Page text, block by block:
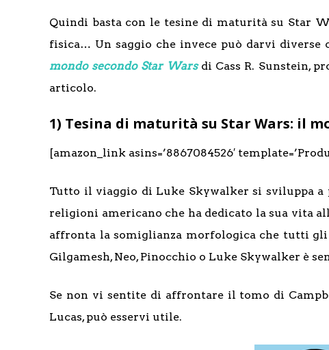
Quindi basta con le tesine di maturità su Star
fisica… Un saggio che invece può darvi
mondo secondo Star Wars di Cass R. Sunstein,
articolo.
1) Tesina di maturità su Star Wars: il
[amazon_link asins=’8867084526′
Tutto il viaggio di Luke Skywalker si sviluppa a
religioni americano che ha dedicato la sua vita
affronta la somiglianza morfologica che tutti
Gilgamesh, Neo, Pinocchio o Luke Skywalker è
Se non vi sentite di affrontare il tomo di
Lucas, può esservi utile.